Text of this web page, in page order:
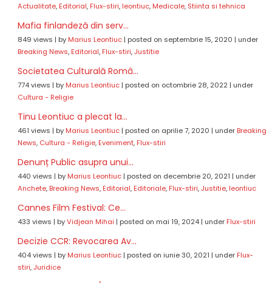
Actualitate, Editorial, Flux-stiri, leontiuc, Medicale, Stiinta si tehnica
Mafia finlandeză din serv...
849 views | by Marius Leontiuc| posted on septembrie 15, 2020 | under
Breaking News, Editorial, Flux-stiri,Justitie
Societatea Culturală Româ...
774 views | by Marius Leontiuc| posted on octombrie 28, 2022| under
Cultura - Religie
Tinu Leontiuc a plecat la...
461 views | by Marius Leontiuc| posted on aprilie 7, 2020 | under Breaking
News, Cultura - Religie, Eveniment, Flux-stiri
Denunț Public asupra unui...
440 views | by Marius Leontiuc| posted on decembrie 20, 2021 | under
Anchete, Breaking News, Editorial, Editoriale, Flux-stiri,Justitie, leontiuc
Cannes Film Festival: Ce...
433 views | byVidjean Mihai | posted on mai 19, 2024| under Flux-stiri
Decizie CCR: Revocarea Av...
404 views | by Marius Leontiuc| posted on iunie 30, 2021 | under Flux-
stiri,Juridice